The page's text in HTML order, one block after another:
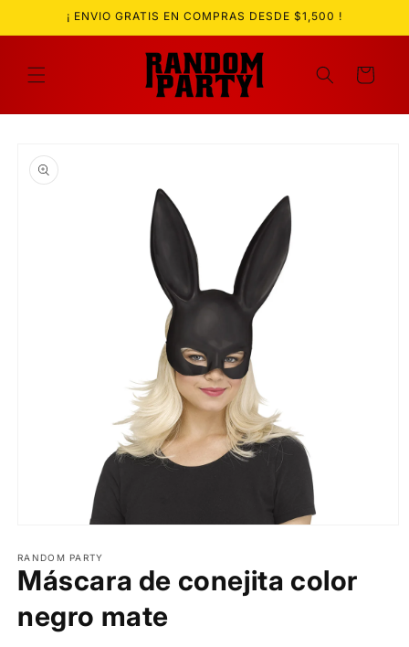
directamente
al contenido
¡ ENVIO GRATIS EN COMPRAS DESDE $1,500 !
Carrito
a la
información
multimedia
1
en
ventana
modal
RANDOM PARTY
Máscara de conejita color
negro mate